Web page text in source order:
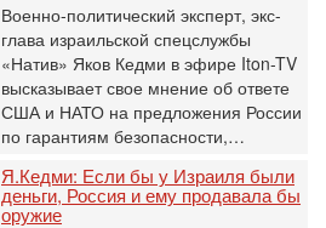
Военно-политический эксперт, экс-
глава израильской спецслужбы
«Натив» Яков Кедми в эфире Iton-TV
высказывает свое мнение об ответе
США и НАТО на предложения России
по гарантиям безопасности,…
Я.Кедми: Если бы у Израиля были
деньги, Россия и ему продавала бы
оружие